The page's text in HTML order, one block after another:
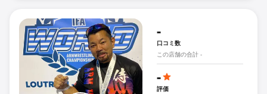
-
口コミ数
この店舗の合計 -
-
評価